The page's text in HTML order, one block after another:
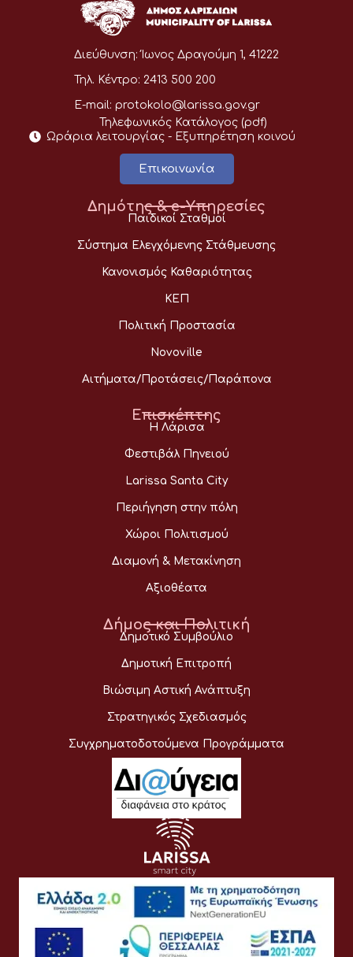
Διεύθυνση: Ίωνος Δραγούμη 1, 41222
Τηλ. Κέντρο: 2413 500 200
E-mail: protokolo@larissa.gov.gr
Τηλεφωνικός Κατάλογος (pdf)
Ωράρια λειτουργίας - Eξυπηρέτηση κοινού
Επικοινωνία
Δημότης & e-Υπηρεσίες
Παιδικοί Σταθμοί
Σύστημα Ελεγχόμενης Στάθμευσης
Κανονισμός Καθαριότητας
ΚΕΠ
Πολιτική Προστασία
Novoville
Αιτήματα/Προτάσεις/Παράπονα
Επισκέπτης
Η Λάρισα
Φεστιβάλ Πηνειού
Larissa Santa City
Περιήγηση στην πόλη
Χώροι Πολιτισμού
Διαμονή & Μετακίνηση
Αξιοθέατα
Δήμος και Πολιτική
Δημοτικό Συμβούλιο
Δημοτική Επιτροπή
Βιώσιμη Αστική Ανάπτυξη
Στρατηγικός Σχεδιασμός
Συγχρηματοδοτούμενα Προγράμματα